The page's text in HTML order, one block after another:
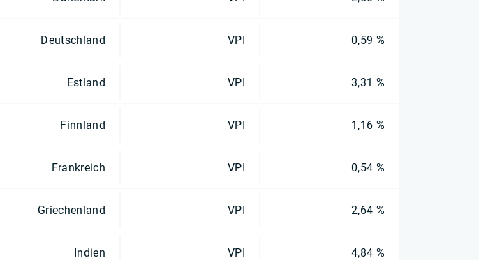
Deutschland VPI 0,59 %
Estland VPI 3,31 %
Finnland VPI 1,16 %
Frankreich VPI 0,54 %
Griechenland VPI 2,64 %
Indien VPI 4,84 %